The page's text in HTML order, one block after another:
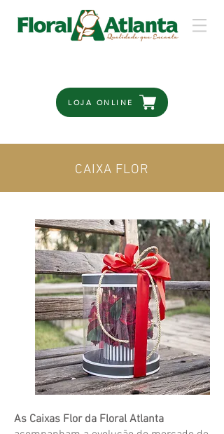
LOJA ONLINE
CAIXA FLOR
As Caixas Flor da Floral Atlanta